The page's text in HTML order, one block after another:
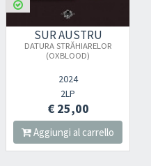
SUR AUSTRU
DATURA STR​Ă​HIARELOR
(OXBLOOD)
2024
2LP
€ 25,00
Aggiungi al carrello